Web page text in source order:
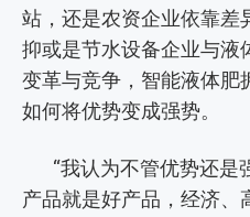
站，还是农资企业依靠差
抑或是节水设备企业与液
变革与竞争，智能液体肥
如何将优势变成强势。
“我认为不管优势还是
产品就是好产品，经济、